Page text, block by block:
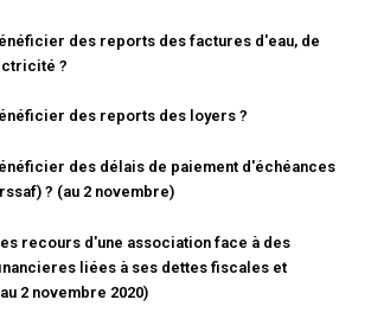
des reports des factures d'eau, de
?
des reports des loyers ?
des délais de paiement d'échéances
? (au 2 novembre)
recours d'une association face à des
liées à ses dettes fiscales et
2 novembre 2020)